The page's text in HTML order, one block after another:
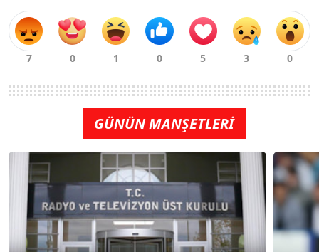
GÜNÜN MANŞETLERİ